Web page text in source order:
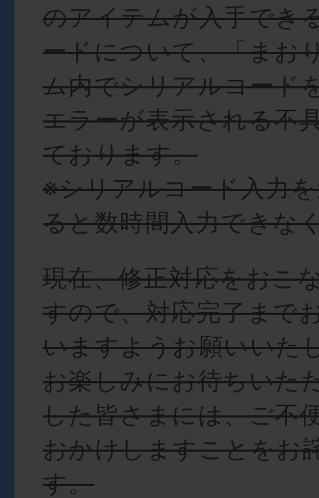
のアイテムが入手でき
ードについて、「まお
ム内でシリアルコード
エラーが表示される不
ております。
※シリアルコード入力
ると数時間入力できな
現在、修正対応をおこ
すので、対応完了まで
いますようお願いいた
お楽しみにお待ちいた
した皆さまには、ご不
おかけしますことをお
す。